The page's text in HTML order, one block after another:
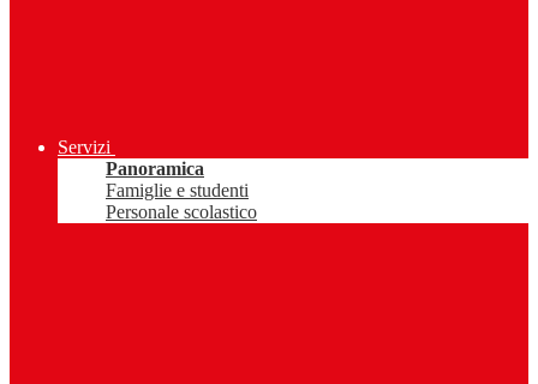
Servizi
Panoramica
Famiglie e studenti
Personale scolastico